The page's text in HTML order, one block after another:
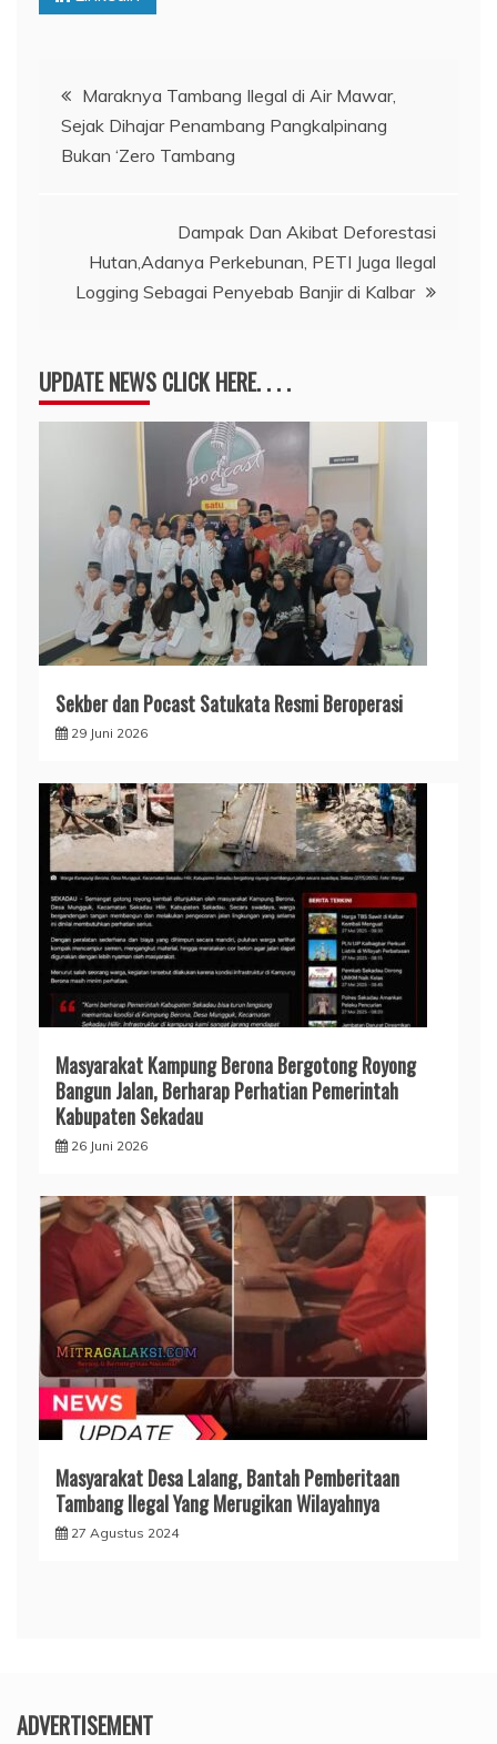
Navigasi
pos
Maraknya Tambang Ilegal di Air Mawar,
Sejak Dihajar Penambang Pangkalpinang
Bukan ‘Zero Tambang
Dampak Dan Akibat Deforestasi
Hutan,Adanya Perkebunan, PETI Juga Ilegal
Logging Sebagai Penyebab Banjir di Kalbar
UPDATE NEWS CLICK HERE. . . .
Sekber dan Pocast Satukata Resmi Beroperasi
29 Juni 2026
Masyarakat Kampung Berona Bergotong Royong
Bangun Jalan, Berharap Perhatian Pemerintah
Kabupaten Sekadau
26 Juni 2026
Masyarakat Desa Lalang, Bantah Pemberitaan
Tambang Ilegal Yang Merugikan Wilayahnya
27 Agustus 2024
ADVERTISEMENT